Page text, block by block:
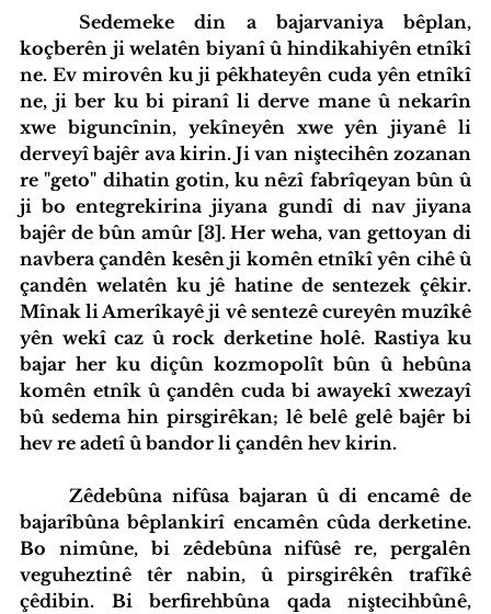
	Sedemeke din a bajarvaniya bêplan,
koçberên ji welatên biyanî û hindikahiyên etnîkî
ne. Ev mirovên ku ji pêkhateyên cuda yên etnîkî
ne, ji ber ku bi piranî li derve mane û nekarîn
xwe biguncînin, yekîneyên xwe yên jiyanê li
derveyî bajêr ava kirin. Ji van niştecihên zozanan
re "geto" dihatin gotin, ku nêzî fabrîqeyan bûn û
ji bo entegrekirina jiyana gundî di nav jiyana
bajêr de bûn amûr [3]. Her weha, van gettoyan di
navbera çandên kesên ji komên etnîkî yên cihê û
çandên welatên ku jê hatine de sentezek çêkir.
Mînak li Amerîkayê ji vê sentezê cureyên muzîkê
yên wekî caz û rock derketine holê. Rastiya ku
bajar her ku diçûn kozmopolît bûn û hebûna
komên etnîk û çandên cuda bi awayekî xwezayî
bû sedema hin pirsgirêkan; lê belê gelê bajêr bi
hev re adetî û bandor li çandên hev kirin.
bajarîbûna bêplankirî encamên cûda derketine.
Bo nimûne, bi zêdebûna nifûsê re, pergalên
veguheztinê têr nabin, û pirsgirêkên trafîkê
çêdibin. Bi berfirehbûna qada niştecihbûnê,